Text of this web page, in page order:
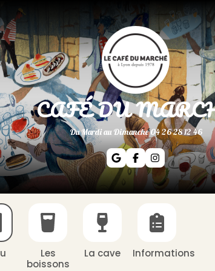
CAFÉ DU
Du Mardi au Dimanche 04 26 28 12 46
Les
boissons
La cave Informations